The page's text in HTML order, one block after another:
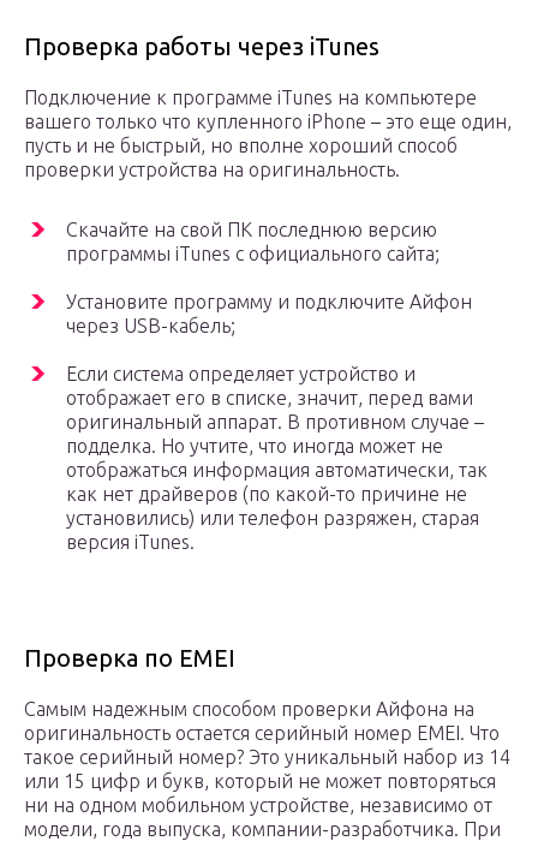
Проверка работы через iTunes
Подключение к программе iTunes на компьютере
вашего только что купленного iPhone – это еще один,
пусть и не быстрый, но вполне хороший способ
проверки устройства на оригинальность.
Скачайте на свой ПК последнюю версию
программы iTunes с официального сайта;
Установите программу и подключите Айфон
через USB-кабель;
Если система определяет устройство и
отображает его в списке, значит, перед вами
оригинальный аппарат. В противном случае –
подделка. Но учтите, что иногда может не
отображаться информация автоматически, так
как нет драйверов (по какой-то причине не
установились) или телефон разряжен, старая
версия iTunes.
Проверка по EMEI
Самым надежным способом проверки Айфона на
оригинальность остается серийный номер EMEI. Что
такое серийный номер? Это уникальный набор из 14
или 15 цифр и букв, который не может повторяться
ни на одном мобильном устройстве, независимо от
модели, года выпуска, компании-разработчика. При